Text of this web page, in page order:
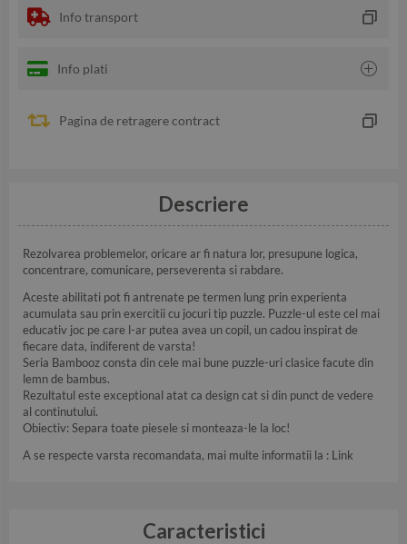
Info transport
Info plati
Pagina de retragere contract
Descriere
Rezolvarea problemelor, oricare ar fi natura lor, presupune logica,
concentrare, comunicare, perseverenta si rabdare.
Aceste abilitati pot fi antrenate pe termen lung prin experienta
acumulata sau prin exercitii cu jocuri tip puzzle. Puzzle-ul este cel mai
educativ joc pe care l-ar putea avea un copil, un cadou inspirat de
fiecare data, indiferent de varsta!
Seria Bambooz consta din cele mai bune puzzle-uri clasice facute din
lemn de bambus.
Rezultatul este exceptional atat ca design cat si din punct de vedere
al continutului.
Obiectiv: Separa toate piesele si monteaza-le la loc!
A se respecte varsta recomandata, mai multe informatii la : Link
Caracteristici